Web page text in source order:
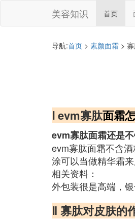
美容知识 首页
导航:首页 > 素颜面霜 >
Ⅰ evm寡肽面霜
evm寡肽面霜还是
evm寡肽面霜不含
涂可以当做精华霜
相关资料：
外包装很是高端，
Ⅱ 寡肽对皮肤的